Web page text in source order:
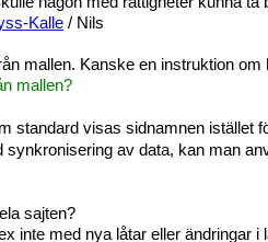
Kalle / Nils
mallen. Kanske en instruktion
mallen?
standard visas sidnamnen istället
av data, kan man
sajten?
inte med nya låtar eller ändringar i